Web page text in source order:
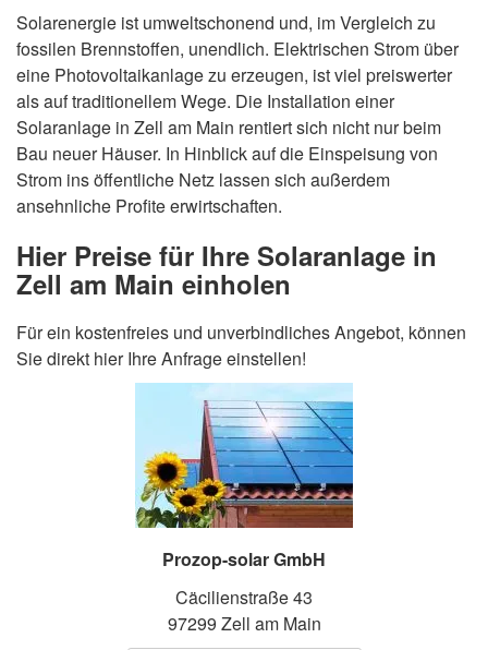
Solarenergie ist umweltschonend und, im Vergleich zu
fossilen Brennstoffen, unendlich. Elektrischen Strom über
eine Photovoltaikanlage zu erzeugen, ist viel preiswerter
als auf traditionellem Wege. Die Installation einer
Solaranlage in Zell am Main rentiert sich nicht nur beim
Bau neuer Häuser. In Hinblick auf die Einspeisung von
Strom ins öffentliche Netz lassen sich außerdem
ansehnliche Profite erwirtschaften.
Hier Preise für Ihre Solaranlage in
Zell am Main einholen
Für ein kostenfreies und unverbindliches Angebot, können
Sie direkt hier Ihre Anfrage einstellen!
Prozop-solar GmbH
Cäcilienstraße 43
97299 Zell am Main